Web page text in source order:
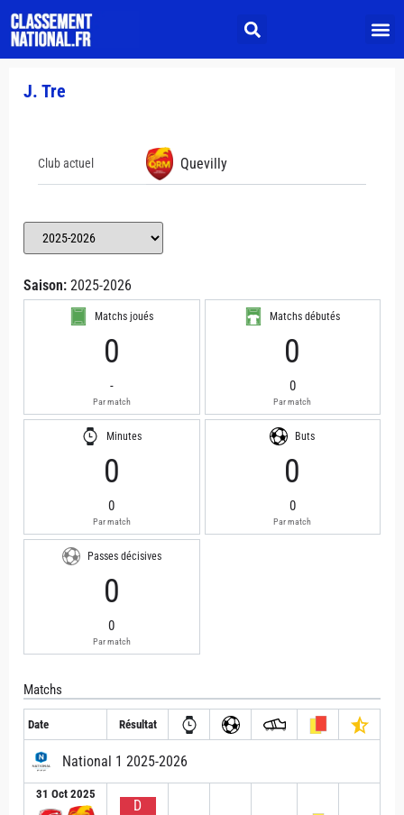
J. Tre
Club actuel Quevilly
Saison: 2025-2026
Matchs joués
0
-
Par match
Matchs débutés
0
0
Par match
Minutes
0
0
Par match
Buts
0
0
Par match
Passes décisives
0
0
Par match
Matchs
Date Résultat
National 1 2025-2026
31 Oct 2025
D